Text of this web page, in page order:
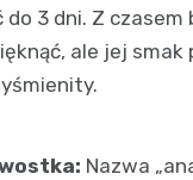
do 3 dni. Z czasem
ale jej smak
Nazwa